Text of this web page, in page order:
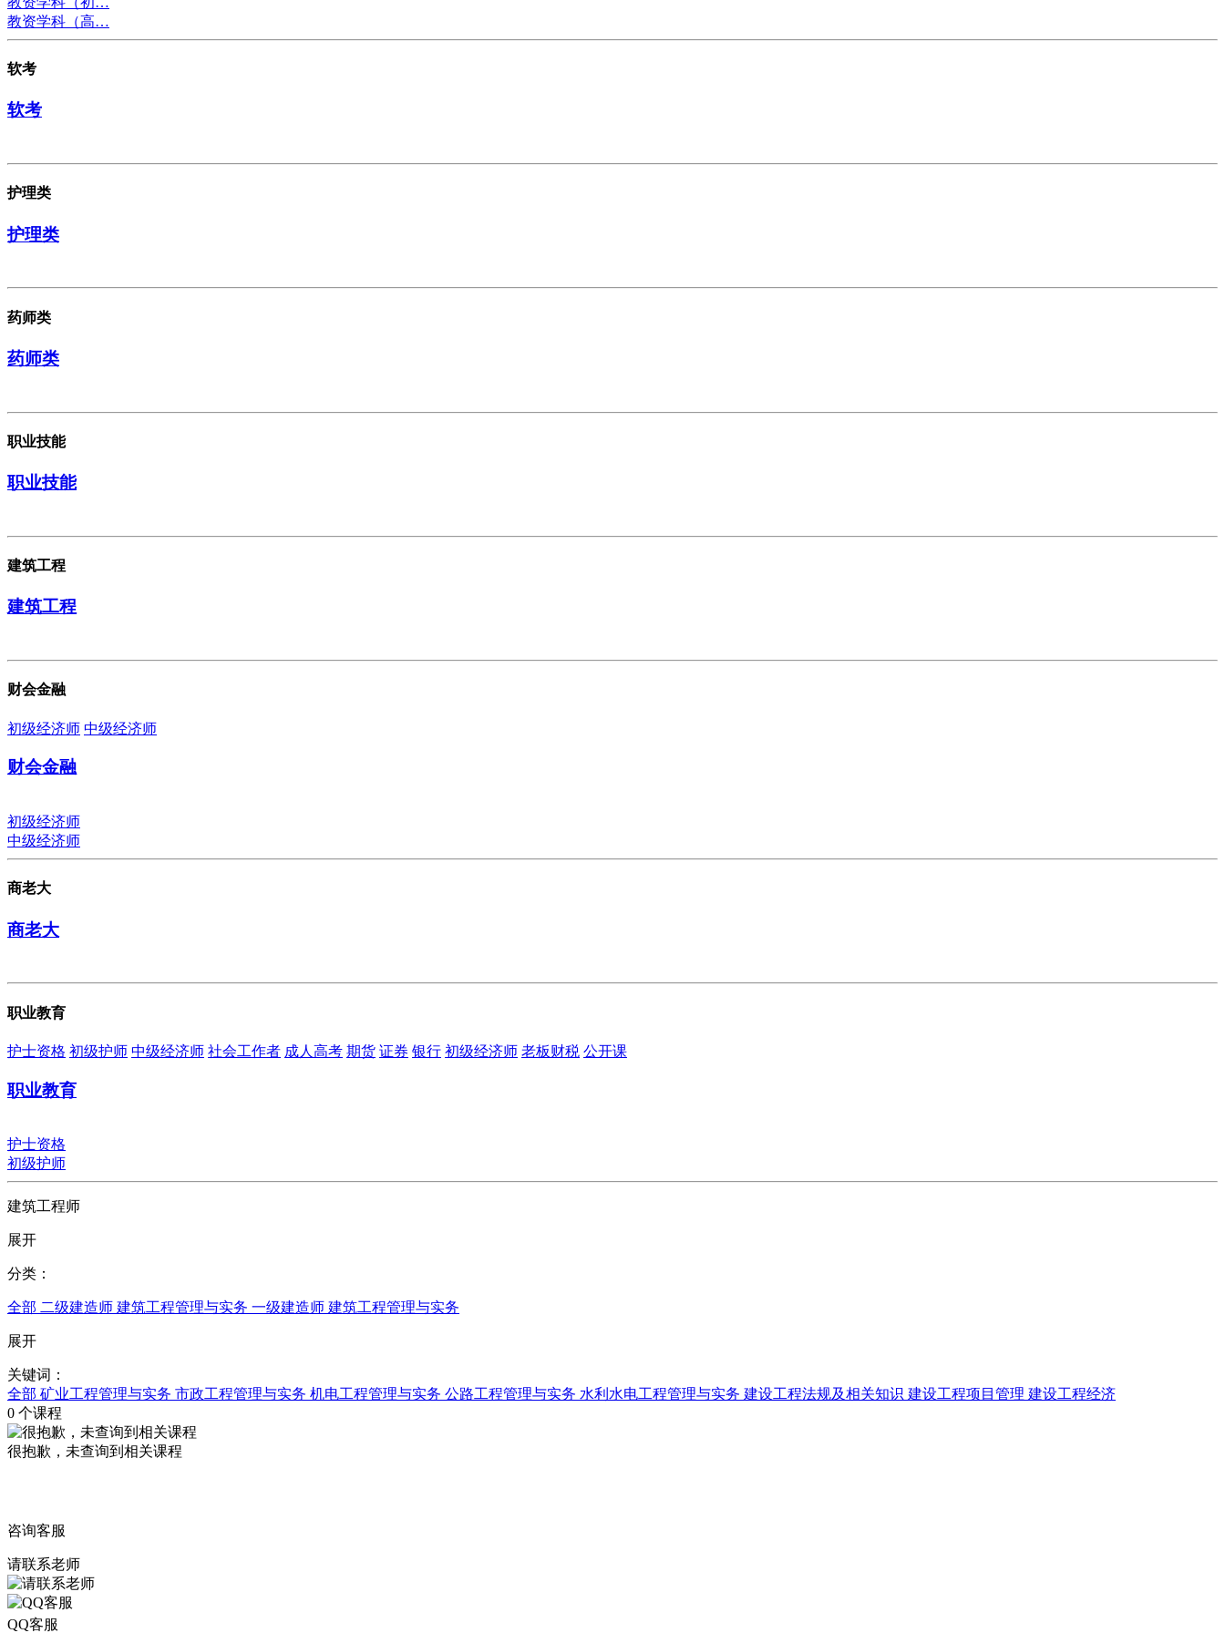
教资学科（高…
软考
软考
护理类
护理类
药师类
药师类
职业技能
职业技能
建筑工程
建筑工程
财会金融
初级经济师 中级经济师
财会金融
初级经济师
中级经济师
商老大
商老大
职业教育
护士资格 初级护师 中级经济师 社会工作者 成人高考 期货 证券 银行 初级经济师 老板财税 公开课
职业教育
护士资格
初级护师
建筑工程师
展开
分类：
全部 二级建造师 建筑工程管理与实务 一级建造师 建筑工程管理与实务
展开
关键词：
全部 矿业工程管理与实务 市政工程管理与实务 机电工程管理与实务 公路工程管理与实务 水利水电工程管理与实务 建设工程法规及相关知识 建设工程项目管理 建设工程经济
0 个课程
很抱歉，未查询到相关课程
咨询客服
请联系老师
QQ客服